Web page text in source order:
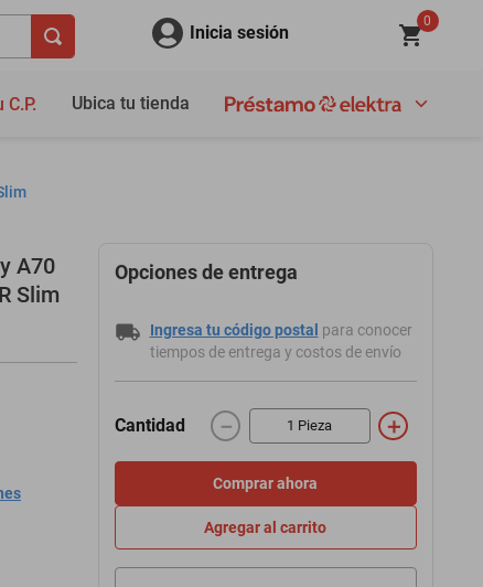
Inicia sesión
0
Ubica tu tienda
A70
Slim
Opciones de entrega
Ingresa tu código postal para conocer
tiempos de entrega y costos de envío
Cantidad ＋
－
Comprar ahora
Agregar al carrito